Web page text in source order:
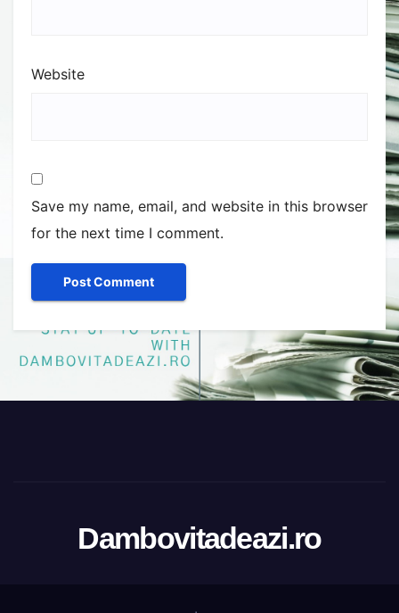
Website
Save my name, email, and website in this browser
for the next time I comment.
Dambovitadeazi.ro